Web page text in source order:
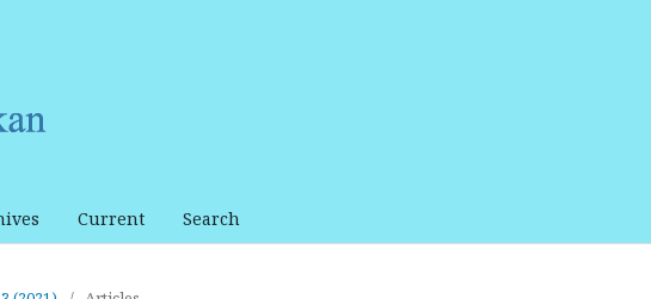
Current Search